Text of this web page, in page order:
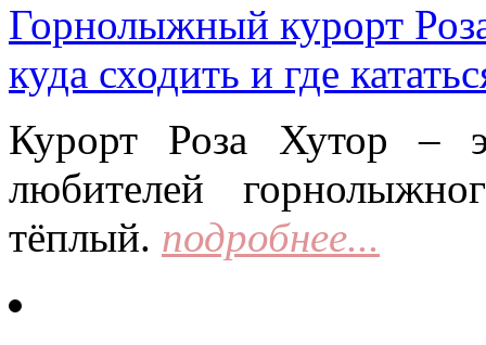
Горнолыжный курорт
куда сходить и где
Курорт Роза Хутор –
любителей
тёплый. подробнее...